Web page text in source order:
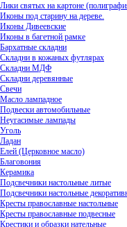
Лики святых на картоне
Иконы под старину на дереве.
Иконы Дивеевские
Иконы в багетной рамке
Бархатные складни
Складни в кожаных футлярах
Складни МДФ
Складни деревянные
Свечи
Масло лампадное
Подвески автомобильные
Неугасимые лампады
Уголь
Ладан
Елей (Церковное масло)
Благовония
Керамика
Подсвечники настольные литые
Подсвечники настольные
Кресты православные настольные
Кресты православные подвесные
Крестики и образки нательные